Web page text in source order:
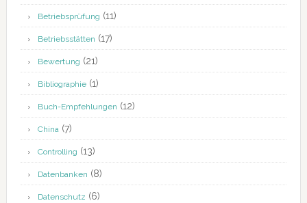
Betriebsprüfung (11)
Betriebsstätten (17)
Bewertung (21)
Bibliographie(1)
Buch-Empfehlungen (12)
China(7)
Controlling (13)
Datenbanken (8)
Datenschutz (6)